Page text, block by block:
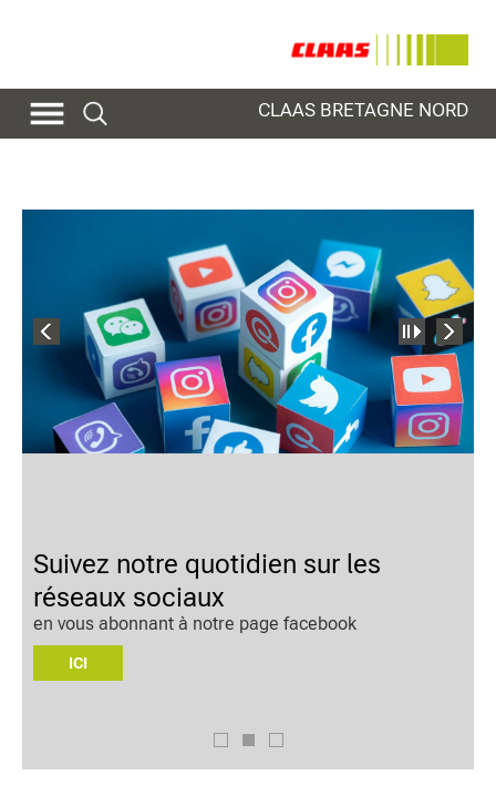
CLAAS BRETAGNE NORD
Suivez notre quotidien sur les
réseaux sociaux
en vous abonnant à notre page facebook
ICI